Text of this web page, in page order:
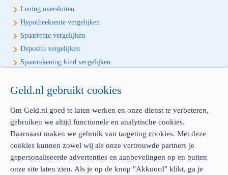
Lening oversluiten
Hypotheekrente vergelijken
Spaarrente vergelijken
Deposito vergelijken
Spaarrekening kind vergelijken
Écht onafhankelijk vergelijken
bankproducten. Vergelijk, kies het beste product voor jou en betaal
geen euro te veel!
Geld.nl gebruikt cookies
Om Geld.nl goed te laten werken en onze dienst te verbeteren,
gebruiken we altijd functionele en analytische cookies.
Daarnaast maken we gebruik van targeting cookies. Met deze
cookies kunnen zowel wij als onze vertrouwde partners je
gepersonaliseerde advertenties en aanbevelingen op en buiten
onze site laten zien. Als je op de knop "Akkoord" klikt, ga je